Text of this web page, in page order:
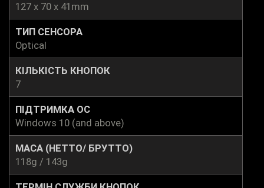
127 x 70 x 41mm
ТИП СЕНСОРА
Optical
КІЛЬКІСТЬ КНОПОК
7
ПІДТРИМКА ОС
Windows 10 (and above)
МАСА (НЕТТО/ БРУТТО)
118g / 143g